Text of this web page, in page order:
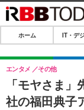
ホーム
IT・デジタル
IT・デジタル
SPEED TEST
ホーム IT・デ
「モヤさま
社の福田典子
エンタメ その他